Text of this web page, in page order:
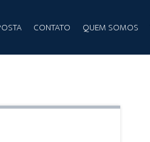
CONTATO QUEM SOMOS